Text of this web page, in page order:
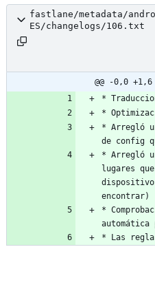
fastlane/metadata/
ES/changelogs/106.txt
@@ -0,0 +1,6
* Arregló
* Arregló
lugares
*
* Las